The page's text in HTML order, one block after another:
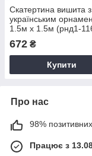
Скатертина вишита з
українським
1.5м х 1.5м (рнд1-
672 ₴
Купити
Про нас
98% позитивних
Працює з